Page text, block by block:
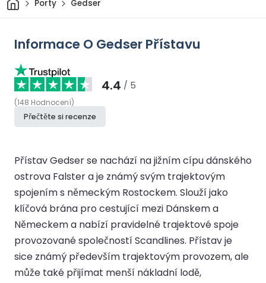
Porty Gedser
Informace O Gedser Přístavu
4.4 / 5
(148 Hodnocení)
Přečtěte si recenze
Přístav Gedser se nachází na jižním cípu dánského
ostrova Falster a je známý svým trajektovým
spojením s německým Rostockem. Slouží jako
klíčová brána pro cestující mezi Dánskem a
Německem a nabízí pravidelné trajektové spoje
provozované společností Scandlines. Přístav je
sice známý především trajektovým provozem, ale
může také přijímat menší nákladní lodě,